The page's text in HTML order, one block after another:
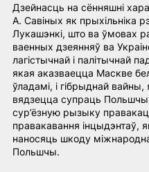
Дзейнасць на сённяшні
A. Савіных як прыхільніка
Лукашэнкі, што ва ўмовах
ваенных дзеянняў ва
лагістычнай і палітычнай
якая аказваецца Маскве
ўладамі, і гібрыднай вайны,
вядзецца супраць
сур’ёзную рызыку
правакавання інцыдэнтаў,
наносяць шкоду
Польшчы.